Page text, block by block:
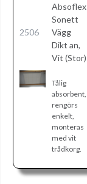
2506
Absoflex
Sonett
Vägg
Dikt an,
Vit (Stor)
Tålig
absorbent,
rengörs
enkelt,
monteras
med vit
trådkorg.